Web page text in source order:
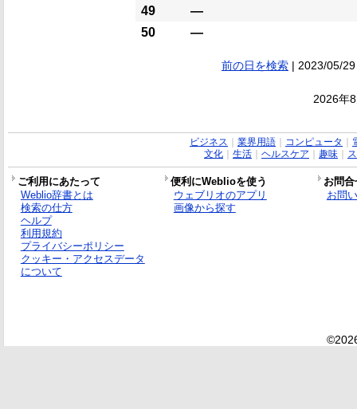
49
―
50
―
前の日を検索| 2023/05/
2026年
ビジネス 業界用語｜ コンピュータ
文化｜ 生活｜ ヘルスケア 趣味｜
ご利用にあたって 便利にWeblioを使う
お問
Weblio辞書とは
検索の仕方
ヘルプ
利用規約
プライバシーポリシー
クッキー・アクセスデータ
について
ウェブリオのアプリ
画像から探す
お問